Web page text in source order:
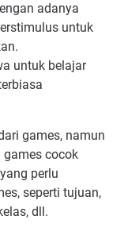
adanya
untuk
untuk belajar
games, namun
cocok
perlu
seperti tujuan,
dll.